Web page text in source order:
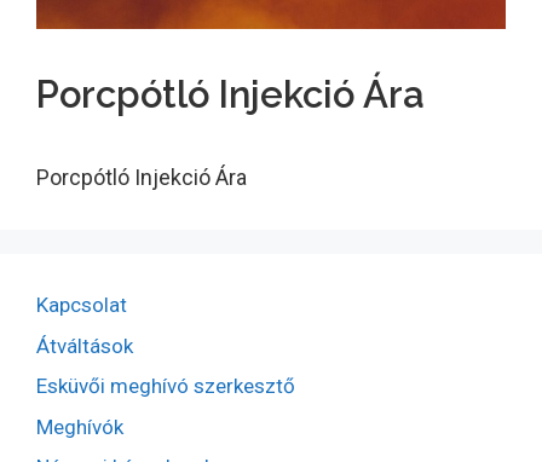
Porcpótló Injekció Ára
Porcpótló Injekció Ára
Kapcsolat
Átváltások
Esküvői meghívó szerkesztő
Meghívók